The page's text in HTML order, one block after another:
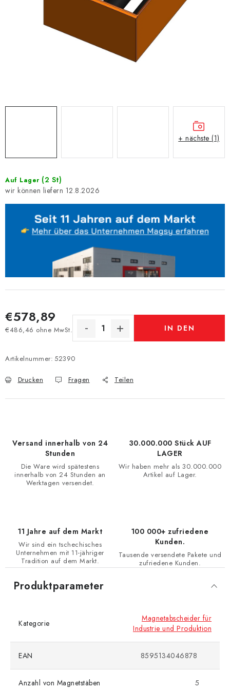
Auf Lager (2 St)
12.8.2026
€578,89
€486,46 ohne MwSt. IN DEN
Artikelnummer: 52390
Drucken Fragen Teilen
+ nächste (1)
Versand innerhalb von 24
Stunden
Die Ware wird spätestens
innerhalb von 24 Stunden an
Werktagen versendet.
30.000.000 Stück AUF
LAGER
Wir haben mehr als 30.000.000
Artikel auf Lager.
11 Jahre auf dem Markt
Wir sind ein tschechisches
Unternehmen mit 11-jähriger
Tradition auf dem Markt.
100 000+ zufriedene
Kunden.
Tausende versendete Pakete und
zufriedene Kunden.
Produktparameter
Kategorie
Magnetabscheider für
Industrie und Produktion
EAN 8595134046878
Anzahl von Magnetstäben 5